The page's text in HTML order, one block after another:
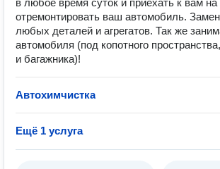
в любое время суток и приехать к вам на
отремонтировать ваш автомобиль.
любых деталей и агрегатов. Так же
автомобиля (под копотного
и багажника)!
Автохимчистка
Ещё 1 услуга